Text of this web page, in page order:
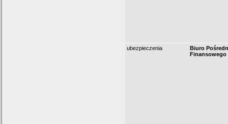
ubezpieczenia
Biuro
Finansowego